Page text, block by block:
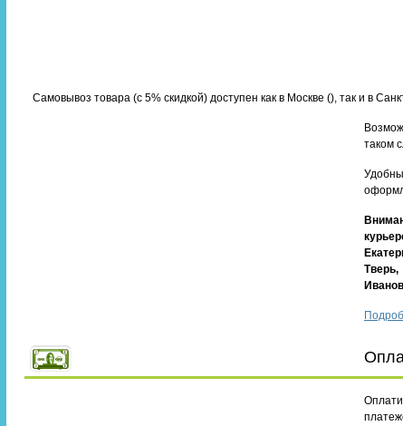
Самовывоз товара (с 5% скидкой) доступен как в Москве (), так и в
таком